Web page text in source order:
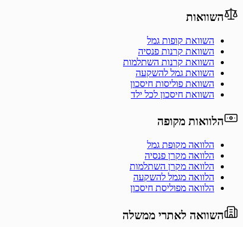
השוואות
השוואת קופות גמל
השוואת קרנות פנסיה
השוואת קרנות השתלמות
השוואת גמל להשקעה
השוואת פוליסות חיסכון
השוואת חיסכון לכל ילד
הלוואות מקופה
הלוואה מקופת גמל
הלוואה מקרן פנסיה
הלוואה מקרן השתלמות
הלוואה מגמל להשקעה
הלוואה מפוליסת חיסכון
השוואה לאתרי ממשלה